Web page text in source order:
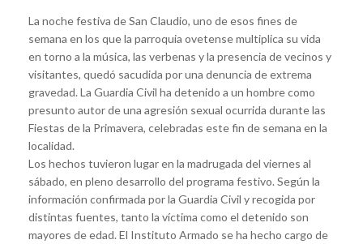
La noche festiva de San Claudio, uno de esos fines de
semana en los que la parroquia ovetense multiplica su vida
en torno a la música, las verbenas y la presencia de vecinos y
visitantes, quedó sacudida por una denuncia de extrema
gravedad. La Guardia Civil ha detenido a un hombre como
presunto autor de una agresión sexual ocurrida durante las
Fiestas de la Primavera, celebradas este fin de semana en la
localidad.
Los hechos tuvieron lugar en la madrugada del viernes al
sábado, en pleno desarrollo del programa festivo. Según la
información confirmada por la Guardia Civil y recogida por
distintas fuentes, tanto la víctima como el detenido son
mayores de edad. El Instituto Armado se ha hecho cargo de